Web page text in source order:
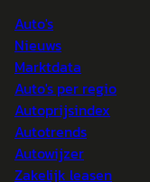
Auto's
Nieuws
Marktdata
Auto's per regio
Autoprijsindex
Autotrends
Autowijzer
Zakelijk leasen